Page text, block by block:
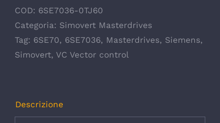
COD: 6SE7036-0TJ60
Categoria: Simovert Masterdrives
Tag: 6SE70, 6SE7036, Masterdrives, Siemens,
Simovert, VC Vector control
Descrizione